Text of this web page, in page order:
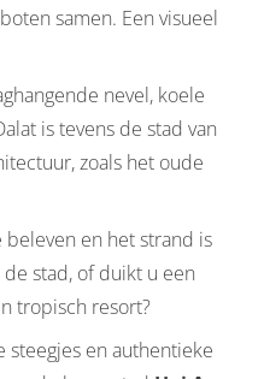
samen. Een visueel
nevel, koele
is tevens de stad van
zoals het oude
beleven en het strand is
stad, of duikt u een
tropisch resort?
steegjes en authentieke